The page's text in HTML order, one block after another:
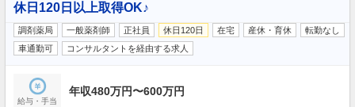
休日120日以上取得OK♪
調剤薬局 一般薬剤師 正社員 休日120日 在宅 産休・育休
転勤なし
車通勤可
コンサルタントを経由する求人
給与・手当
年収480万円〜600万円